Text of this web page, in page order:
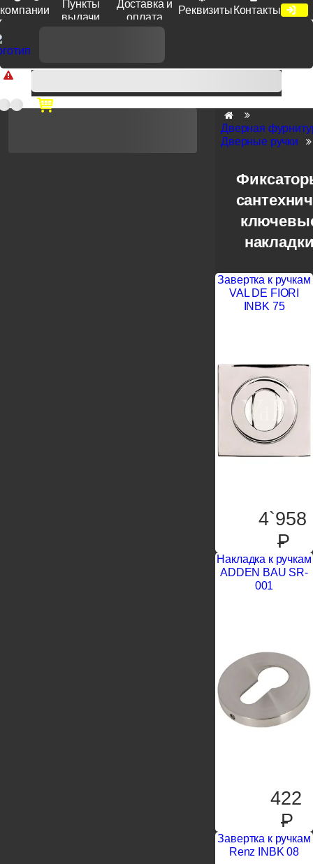
компании
Пункты
выдачи
Доставка и
оплата
Реквизиты Контакты
Доп. скидка от цен на сайте 7% при заказе от 50 тыс. руб
продукции Venezia, Fratelli, Tupai, Extreza, Melodia, Forme при
оплате по счету.
Дверная
Дверные ручки
Завертка к ручкам
VAL DE FIORI
INBK 75
4`958
P
Накладка к ручкам
ADDEN BAU SR-
001
422
P
Завертка к ручкам
Renz INBK 08